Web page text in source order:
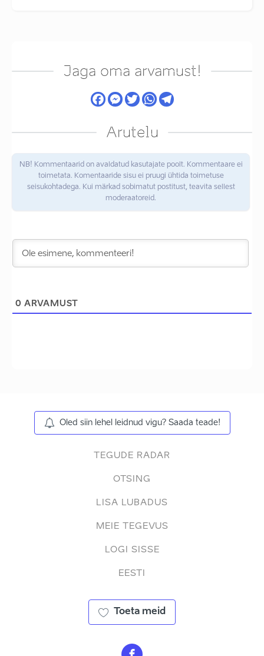
Jaga oma arvamust!
Arutelu
NB! Kommentaarid on avaldatud kasutajate poolt. Kommentaare ei
toimetata. Komentaaride sisu ei pruugi ühtida toimetuse
seisukohtadega. Kui märkad sobimatut postitust, teavita sellest
moderaatoreid.
0 ARVAMUST
Oled siin lehel leidnud vigu? Saada teade!
TEGUDE RADAR
OTSING
LISA LUBADUS
MEIE TEGEVUS
LOGI SISSE
EESTI
Toeta meid